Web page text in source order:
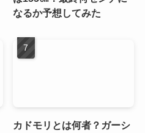
なるか予想してみた
カドモリとは何者？ガーシ